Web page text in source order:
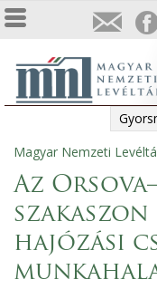
Jelenlegi
hely
Magyar Nemzeti
Az
hajózási